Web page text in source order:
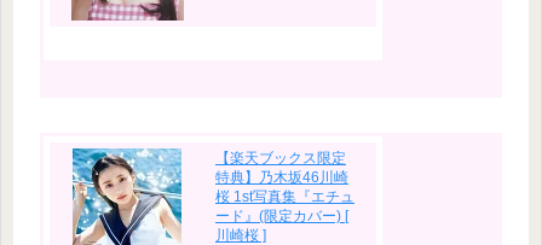
【楽天ブックス限定
特典】乃木坂46川崎
桜 1st写真集『エチュ
ード』(限定カバー) [
川崎桜 ]